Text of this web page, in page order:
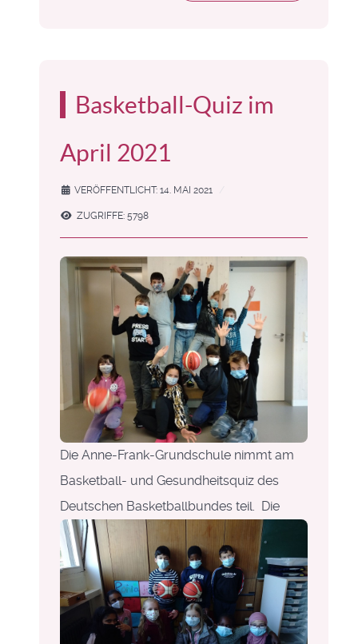
Basketball-Quiz im
April 2021
VERÖFFENTLICHT: 14. MAI 2021
ZUGRIFFE: 5798
Die Anne-Frank-Grundschule nimmt am
Basketball- und Gesundheitsquiz des
Deutschen Basketballbundes teil. Die